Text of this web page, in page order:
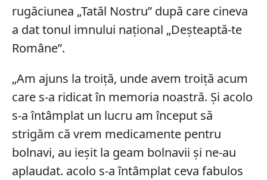
rugăciunea „Tatăl Nostru” după care cineva
a dat tonul imnului național „Deșteaptă-te
Române”.
„Am ajuns la troiță, unde avem troiță acum
care s-a ridicat în memoria noastră. Și acolo
s-a întâmplat un lucru am început să
strigăm că vrem medicamente pentru
bolnavi, au ieșit la geam bolnavii și ne-au
aplaudat. acolo s-a întâmplat ceva fabulos